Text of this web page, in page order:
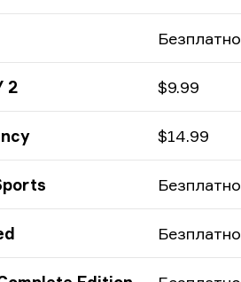
Безплатно
2 $9.99
$14.99
Безплатно
Безплатно